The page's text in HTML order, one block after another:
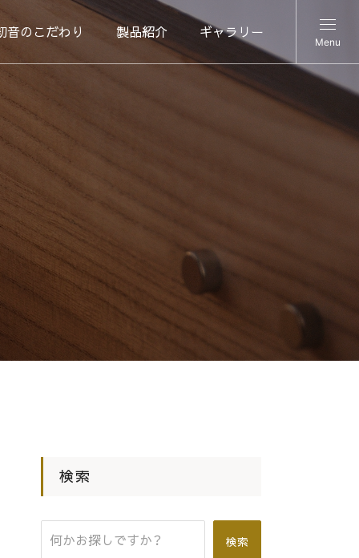
音のこだわり 製品紹介 ギャラリー
Menu
検索
検索